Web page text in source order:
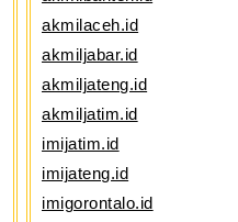
akmilaceh.id
akmiljabar.id
akmiljateng.id
akmiljatim.id
imijatim.id
imijateng.id
imigorontalo.id